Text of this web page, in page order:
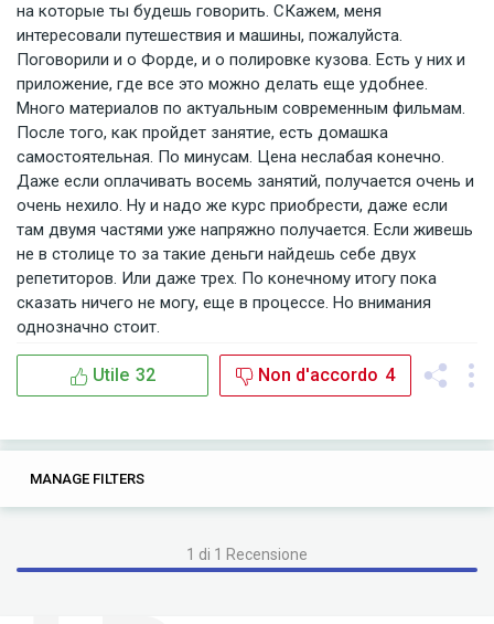
на которые ты будешь говорить. СКажем, меня
интересовали путешествия и машины, пожалуйста.
Поговорили и о Форде, и о полировке кузова. Есть у них и
приложение, где все это можно делать еще удобнее.
Много материалов по актуальным современным фильмам.
После того, как пройдет занятие, есть домашка
самостоятельная. По минусам. Цена неслабая конечно.
Даже если оплачивать восемь занятий, получается очень и
очень нехило. Ну и надо же курс приобрести, даже если
там двумя частями уже напряжно получается. Если живешь
не в столице то за такие деньги найдешь себе двух
репетиторов. Или даже трех. По конечному итогу пока
сказать ничего не могу, еще в процессе. Но внимания
однозначно стоит.
Utile 32 Non d'accordo 4
TAGS 0
MANAGE FILTERS
1 di 1 Recensione